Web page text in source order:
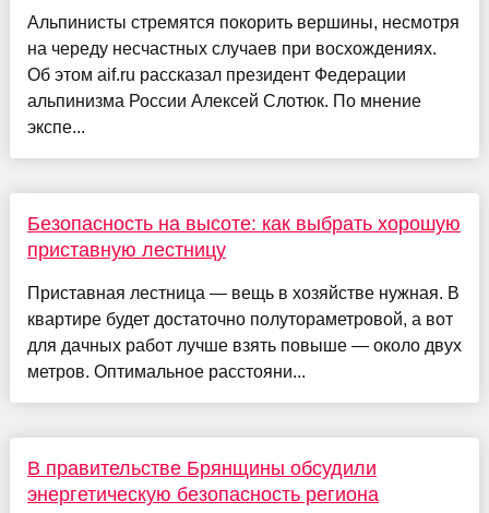
Альпинисты стремятся покорить вершины, несмотря
на череду несчастных случаев при восхождениях.
Об этом aif.ru рассказал президент Федерации
альпинизма России Алексей Слотюк. По мнение
экспе...
Безопасность на высоте: как выбрать хорошую
приставную лестницу
Приставная лестница — вещь в хозяйстве нужная. В
квартире будет достаточно полутораметровой, а вот
для дачных работ лучше взять повыше — около двух
метров. Оптимальное расстояни...
В правительстве Брянщины обсудили
энергетическую безопасность региона